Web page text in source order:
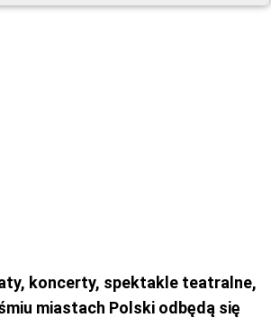
koncerty, spektakle teatralne,
miastach Polski odbędą się